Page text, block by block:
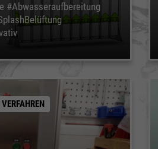
#Abwasseraufbereitung